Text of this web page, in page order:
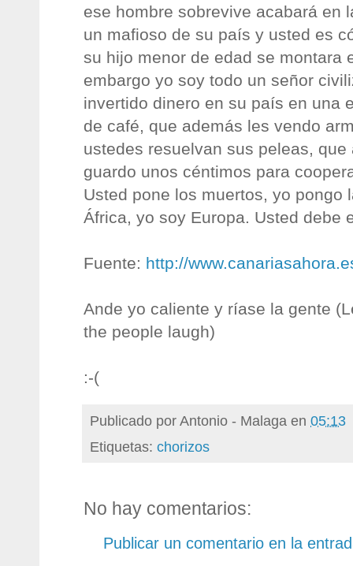
ese hombre sobrevive acabará en
un mafioso de su país y usted es
su hijo menor de edad se montara
embargo yo soy todo un señor
invertido dinero en su país en una
de café, que además les vendo
ustedes resuelvan sus peleas, que
guardo unos céntimos para
Usted pone los muertos, yo pongo
África, yo soy Europa. Usted debe
Fuente: http://
Ande yo caliente y ríase la gente
the people laugh)
:-(
Publicado porAntonio - Malaga en 05:13
Etiquetas: chorizos
No hay comentarios:
Publicar un comentario en la